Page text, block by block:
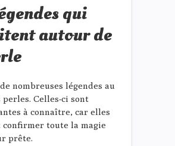
qui
autour de
nombreuses légendes au
perles. Celles-ci sont
à connaître, car elles
confirmer toute la magie
prête.